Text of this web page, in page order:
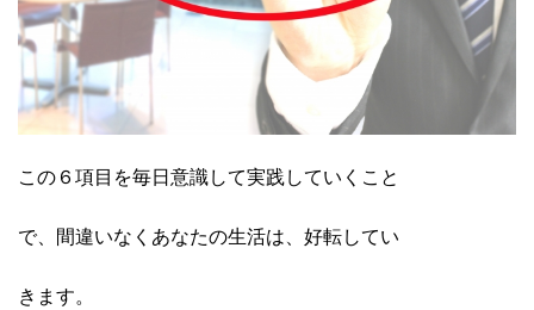
この６項目を毎日意識して実践していくこと
で、間違いなくあなたの生活は、好転してい
きます。